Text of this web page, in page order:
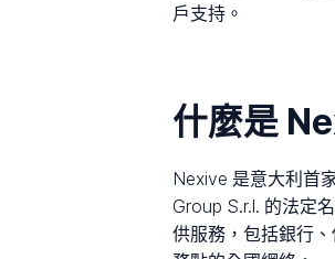
戶支持。
什麼是
Nexive 是意大利首
Group S.r.l. 的法定
供服務，包括銀行